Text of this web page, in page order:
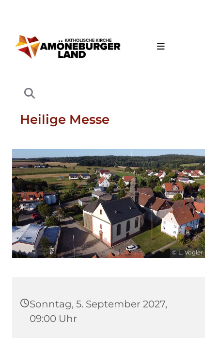
Heilige Messe
© L. Vogler
Sonntag, 5. September 2027,
09:00 Uhr